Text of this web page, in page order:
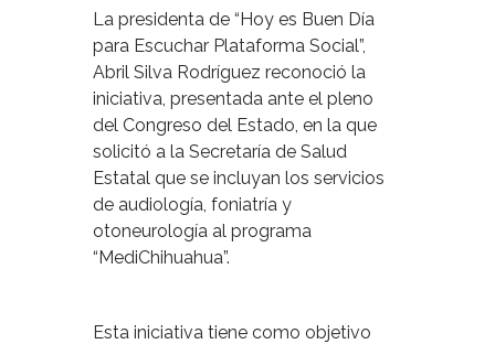
La presidenta de “Hoy es Buen Día
para Escuchar Plataforma Social”,
Abril Silva Rodríguez reconoció la
iniciativa, presentada ante el pleno
del Congreso del Estado, en la que
solicitó a la Secretaría de Salud
Estatal que se incluyan los servicios
de audiología, foniatría y
otoneurología al programa
“MediChihuahua”.
Esta iniciativa tiene como objetivo